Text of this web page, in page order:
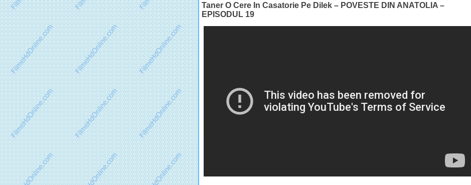
Taner O Cere In Casatorie Pe Dilek – POVESTE DIN ANATOLIA –
EPISODUL 19